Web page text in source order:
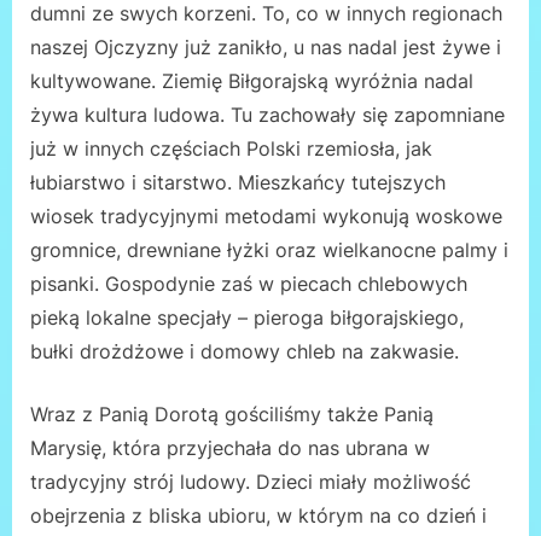
dumni ze swych korzeni. To, co w innych regionach
naszej Ojczyzny już zanikło, u nas nadal jest żywe i
kultywowane. Ziemię Biłgorajską wyróżnia nadal
żywa kultura ludowa. Tu zachowały się zapomniane
już w innych częściach Polski rzemiosła, jak
łubiarstwo i sitarstwo. Mieszkańcy tutejszych
wiosek tradycyjnymi metodami wykonują woskowe
gromnice, drewniane łyżki oraz wielkanocne palmy i
pisanki. Gospodynie zaś w piecach chlebowych
pieką lokalne specjały – pieroga biłgorajskiego,
bułki drożdżowe i domowy chleb na zakwasie.
Wraz z Panią Dorotą gościliśmy także Panią
Marysię, która przyjechała do nas ubrana w
tradycyjny strój ludowy. Dzieci miały możliwość
obejrzenia z bliska ubioru, w którym na co dzień i